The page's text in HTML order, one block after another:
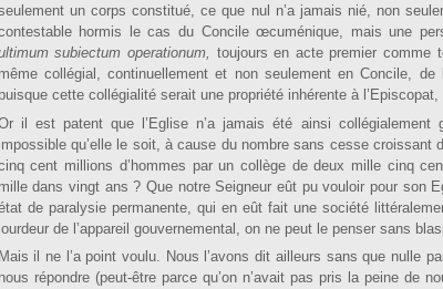
un corps constitué, ce que nul n’a jamais nié, non
hormis le cas du Concile œcu­ménique, mais une
subiectum operationum, tou­jours en acte premier comme
même collégial, continuelle­ment et non seulement en Concile,
puisque cette collégialité serait une propriété inhérente à
il est patent que l’Eglise n’a jamais été ainsi
impossible qu’elle le soit, à cause du nombre sans cesse
cent millions d’hommes par un collè­ge de deux mille cinq
mille dans vingt ans ? Que notre Seigneur eût pu vouloir pour son
de paralysie per­manente, qui en eût fait une société
lourdeur de l’appareil gouvernemental, on ne peut le penser sans
Mais il ne l’a point voulu. Nous l’avons dit ailleurs sans que nulle
nous répondre (peut-être parce qu’on n’avait pas pris la peine de